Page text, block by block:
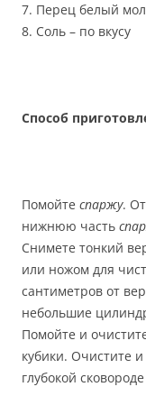
7. Перец белый
8. Соль – по вкусу
Способ
Помойте спаржу.
нижнюю часть
Снимете тонкий
или ножом для
сантиметров от
небольшие
Помойте и
кубики. Очистите
глубокой